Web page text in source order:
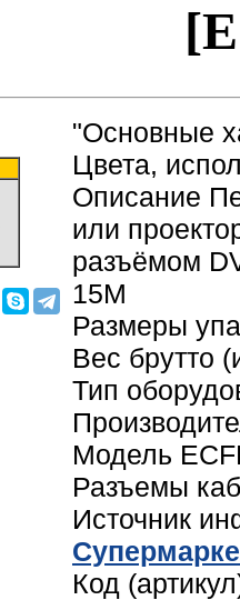
"Основные
Цвета,
Описание
или
разъёмом
15M
Размеры
Вес брутто
Тип
Модель
Разъемы
Источник
Код